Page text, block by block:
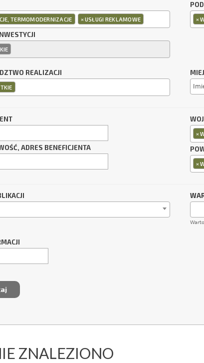
TERMOMODERNIZACJE ×USŁUGI REKLAMOWE ×
REALIZACJI
ADRES BENEFICJENTA
×
×
ZNALEZIONO